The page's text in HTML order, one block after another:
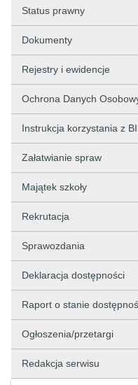
Status prawny
Dokumenty
Rejestry i ewidencje
Ochrona Danych
Instrukcja korzystania z
Załatwianie spraw
Majątek szkoły
Rekrutacja
Sprawozdania
Deklaracja dostępności
Raport o stanie
Ogłoszenia/przetargi
Redakcja serwisu